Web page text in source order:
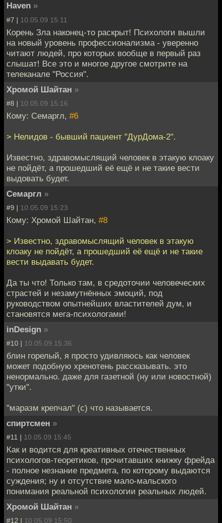
Haven »
#7 | 10.05.09 15:11
Корень Зла наконец-то раскрыт! Психологи вышли
на новый уровень профессионализма - уверенно
читают людей, про которых вообще в первый раз
слышат! Все это и многое другое смотрите на
телеканале "Россия".
Хромой Шайтан »
#8 | 10.05.09 15:16
Кому: Семаргл, #6
> Нелидов - бывший пациент "ДурДома-2".
Известно, здравомыслящий человек в этакую клоаку
не пойдёт, а прошедший её ещё и не такие вести
выдовать будет.
Семаргл »
#9 | 10.05.09 15:23
Кому: Хромой Шайтан, #8
> Известно, здравомыслящий человек в этакую
клоаку не пойдёт, а прошедший её ещё и не такие
вести выдавать будет.
Да ты что! Только там, в средоточии человеческих
страстей и незамутнённых эмоций, под
руководством опытнейших властителей дум, и
становятся мега-психологами!
inDesign »
#10 | 10.05.09 15:36
блин горелый, я просто удивляюсь как человек
может подобную хренотень рассказывать. это
ненормально. даже для газетной (ну или новостной)
"утки".
"маразм крепчал" (с) что называется.
спиртсмен »
#11 | 10.05.09 15:45
Как и водится для креативных отечественных
психологов-теоретиков, прочитавших книжку фрейда
- полное незнание предмета, по которому выдаются
суждения; ну и отсутствие мало-мальского
понимания реальной психологии реальных людей.
Хромой Шайтан »
#12 | 10.05.09 15:50